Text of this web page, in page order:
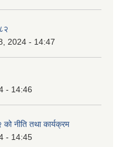
2024 - 14:47
- 14:46
नीति तथा कार्यक्रम
- 14:45